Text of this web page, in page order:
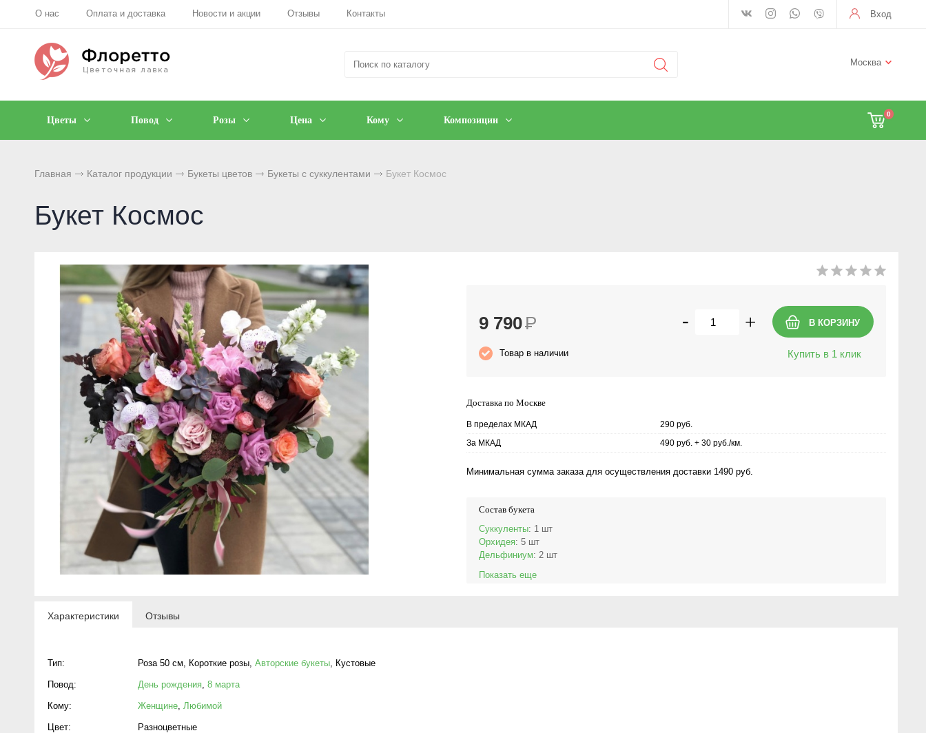
О нас Оплата и доставка Новости и акции Отзывы Контакты Вход
Москва
0
Цветы Повод Розы Цена Кому Композиции
Главная Каталог продукции Букеты цветов Букеты с суккулентами Букет Космос
Букет Космос
- +
Купить в 1 клик
9 790Р
Товар в наличии
Доставка по Москве
В пределах МКАД
290 руб.
За МКАД
490 руб. + 30 руб./км.
Минимальная сумма заказа для осуществления доставки 1490 руб.
Состав букета
Суккуленты: 1 шт
Орхидея: 5 шт
Дельфиниум: 2 шт
Показать еще
Характеристики Отзывы
Тип: Роза 50 см, Короткие розы, Авторские букеты, Кустовые
Повод: День рождения, 8 марта
Кому: Женщине, Любимой
Цвет: Разноцветные